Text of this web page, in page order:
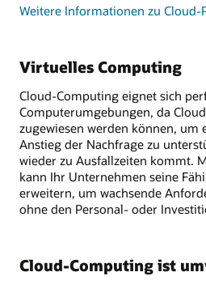
Weitere Informationen zu Cloud-
Virtuelles Computing
Cloud-Computing eignet sich
Computerumgebungen, da
zugewiesen werden können, um
Anstieg der Nachfrage zu
wieder zu Ausfallzeiten kommt.
kann Ihr Unternehmen seine
erweitern, um wachsende
ohne den Personal- oder
Cloud-Computing ist